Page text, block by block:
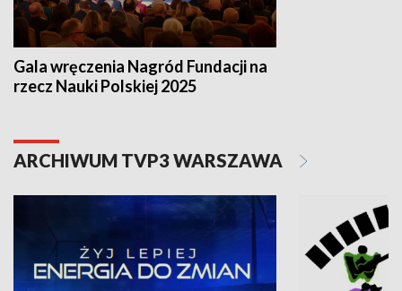
Gala wręczenia Nagród Fundacji na
rzecz Nauki Polskiej 2025
ARCHIWUM TVP3 WARSZAWA